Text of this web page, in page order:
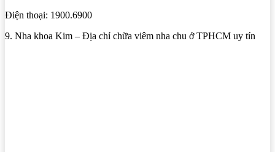
Điện thoại: 1900.6900
9. Nha khoa Kim – Địa chỉ chữa viêm nha chu ở TPHCM uy tín